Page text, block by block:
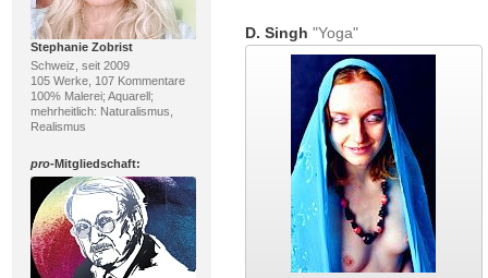
Stephanie Zobrist
Schweiz, seit 2009
105 Werke, 107 Kommentare
100% Malerei; Aquarell;
mehrheitlich: Naturalismus,
Realismus
pro-Mitgliedschaft:
D. Singh "Yoga"